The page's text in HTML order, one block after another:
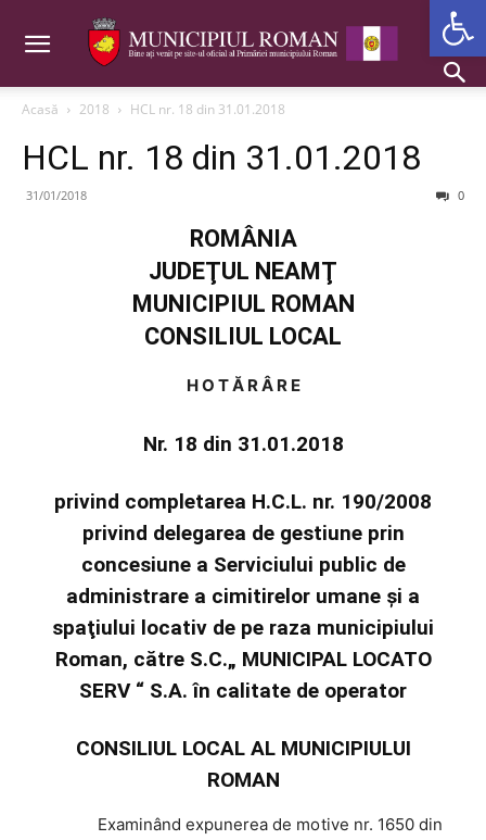
Acasă 2018 HCL nr. 18 din 31.01.2018
HCL nr. 18 din 31.01.2018
31/01/2018 0
ROMÂNIA
JUDEŢUL NEAMŢ
MUNICIPIUL ROMAN
CONSILIUL LOCAL
H O T Ă R Â R E
Nr. 18 din 31.01.2018
privind completarea H.C.L. nr. 190/2008
privind delegarea de gestiune prin
concesiune a Serviciului public de
administrare a cimitirelor umane şi a
spaţiului locativ de pe raza municipiului
Roman, către S.C.„ MUNICIPAL LOCATO
SERV “ S.A. în calitate de operator
CONSILIUL LOCAL AL MUNICIPIULUI
ROMAN
Examinând expunerea de motive nr. 1650 din